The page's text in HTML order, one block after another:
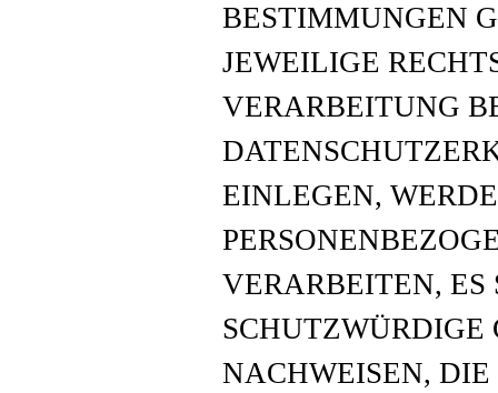
BESTIMMUNGEN
JEWEILIGE
VERARBEITUNG
EINLEGEN,
VERARBEITEN,
NACHWEISEN,